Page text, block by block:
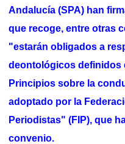
Andalucía (SPA) han
que recoge, entre otras
"estarán obligados a
deontológicos definidos
Principios sobre la
adoptado por la
Periodistas" (FIP), que
convenio.